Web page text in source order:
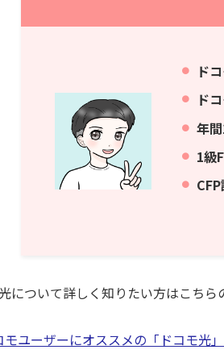
ド
ド
年
1級
C
について詳しく知りたい方はこち
モユーザーにオススメの「ドコモ光